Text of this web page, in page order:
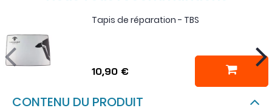
Tapis de réparation - TBS
10,90 €
CONTENU DU PRODUIT